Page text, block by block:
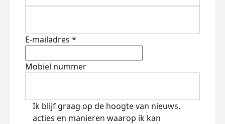
E-mailadres *
Mobiel nummer
Ik blijf graag op de hoogte van nieuws,
acties en manieren waarop ik kan